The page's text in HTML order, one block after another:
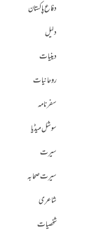
دفاع پاکستان
دلیل
دینیات
روحانیات
سفرنامہ
سوشل میڈیا
سیرت
سیرت صحابہ
شاعری
شخصیات